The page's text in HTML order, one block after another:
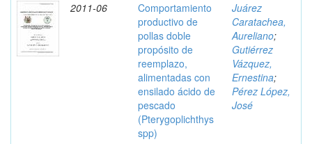
2011-06
Comportamiento
productivo de
pollas doble
propósito de
reemplazo,
alimentadas con
ensilado ácido de
pescado
(Pterygoplichthys
spp)
Juárez
Caratachea,
Aureliano;
Gutiérrez
Vázquez,
Ernestina;
Pérez López,
José